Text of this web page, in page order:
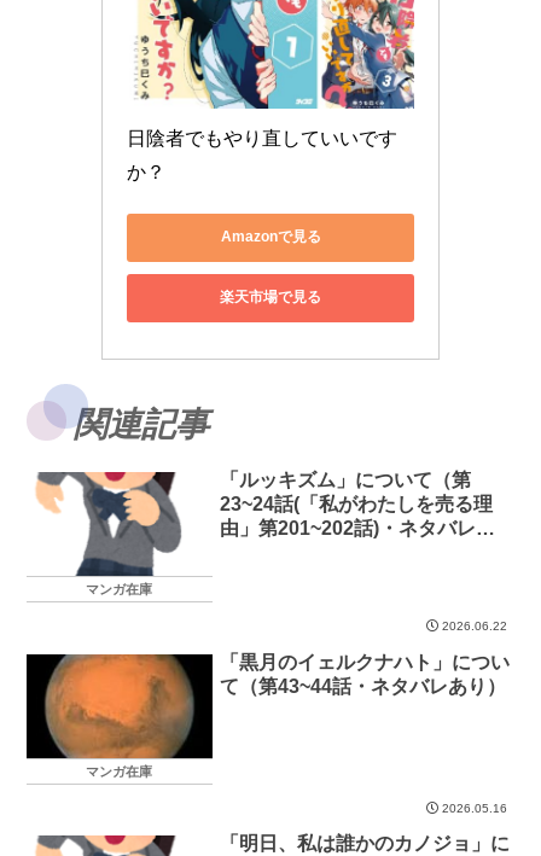
日陰者でもやり直していいです
か？
Amazonで見る
楽天市場で見る
関連記事
マンガ在庫
「ルッキズム」について（第
23~24話(「私がわたしを売る理
由」第201~202話)・ネタバレあ
2026.06.22
マンガ在庫
「黒月のイェルクナハト」につい
て（第43~44話・ネタバレあり）
2026.05.16
「明日、私は誰かのカノジョ」に